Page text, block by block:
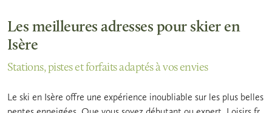
Les meilleures adresses pour skier en
Isère
Stations, pistes et forfaits adaptés à vos envies
Le ski en Isère offre une expérience inoubliable sur les plus belles